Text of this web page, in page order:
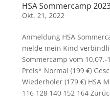
HSA Sommercamp
Okt. 21, 2022
Anmeldung HSA
melde mein Kind
Sommercamp vom
Preis* Normal (199 €)
Wiederholer (179 €) HSA
116 128 140 152 164